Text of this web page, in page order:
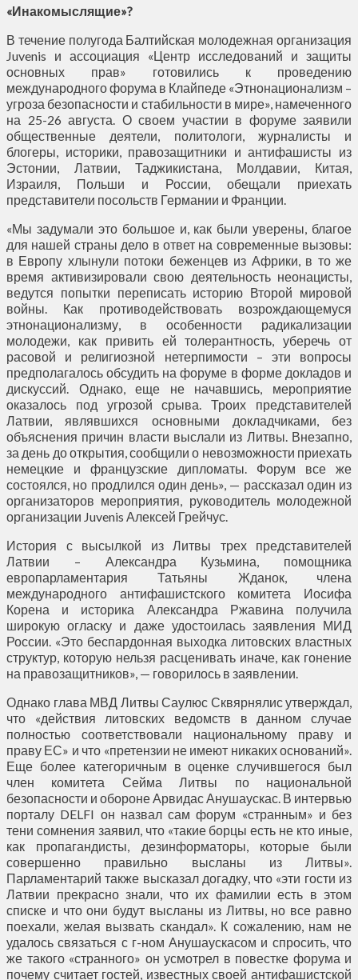
«Инакомыслящие»?
В течение полугода Балтийская молодежная организация
Juvenis и ассоциация «Центр исследований и защиты
основных прав» готовились к проведению
международного форума в Клайпеде «Этнонационализм –
угроза безопасности и стабильности в мире», намеченного
на 25-26 августа. О своем участии в форуме заявили
общественные деятели, политологи, журналисты и
блогеры, историки, правозащитники и антифашисты из
Эстонии, Латвии, Таджикистана, Молдавии, Китая,
Израиля, Польши и России, обещали приехать
представители посольств Германии и Франции.
«Мы задумали это большое и, как были уверены, благое
для нашей страны дело в ответ на современные вызовы:
в Европу хлынули потоки беженцев из Африки, в то же
время активизировали свою деятельность неонацисты,
ведутся попытки переписать историю Второй мировой
войны. Как противодействовать возрождающемуся
этнонационализму, в особенности радикализации
молодежи, как привить ей толерантность, уберечь от
расовой и религиозной нетерпимости – эти вопросы
предполагалось обсудить на форуме в форме докладов и
дискуссий. Однако, еще не начавшись, мероприятие
оказалось под угрозой срыва. Троих представителей
Латвии, являвшихся основными докладчиками, без
объяснения причин власти выслали из Литвы. Внезапно,
за день до открытия, сообщили о невозможности приехать
немецкие и французские дипломаты. Форум все же
состоялся, но продлился один день», — рассказал один из
организаторов мероприятия, руководитель молодежной
организации Juvenis Алексей Грейчус.
История с высылкой из Литвы трех представителей
Латвии – Александра Кузьмина, помощника
европарламентария Татьяны Жданок, члена
международного антифашистского комитета Иосифа
Корена и историка Александра Ржавина получила
широкую огласку и даже удостоилась заявления МИД
России. «Это беспардонная выходка литовских властных
структур, которую нельзя расценивать иначе, как гонение
на правозащитников», — говорилось в заявлении.
Однако глава МВД Литвы Саулюс Сквярнялис утверждал,
что «действия литовских ведомств в данном случае
полностью соответствовали национальному праву и
праву ЕС» и что «претензии не имеют никаких оснований».
Еще более категоричным в оценке случившегося был
член комитета Сейма Литвы по национальной
безопасности и обороне Арвидас Анушаускас. В интервью
порталу DELFI он назвал сам форум «странным» и без
тени сомнения заявил, что «такие борцы есть не кто иные,
как пропагандисты, дезинформаторы, которые были
совершенно правильно высланы из Литвы».
Парламентарий также высказал догадку, что «эти гости из
Латвии прекрасно знали, что их фамилии есть в этом
списке и что они будут высланы из Литвы, но все равно
поехали, желая вызвать скандал». К сожалению, нам не
удалось связаться с г-ном Анушаускасом и спросить, что
же такого «странного» он усмотрел в повестке форума и
почему считает гостей, известных своей антифашистской